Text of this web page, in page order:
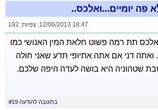
פה יומיים...ואלכס..
12/06/2013 18:47
, צפיות: 192
אלכס תת רמה פשוט חלאת המין האנושי כמו
ואתה דני אם אתה אתיופי תדע שאני חולה
שטהוניה היא בושה לעדה היפה שלכם.
בתגובה להודעה #19